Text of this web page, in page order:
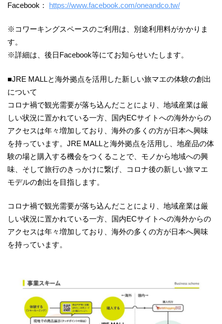
Facebook： https://www.facebook.com/oneandco.tw/
※コワーキングスペースのご利用は、別途利用料がかかりま
す。
※詳細は、後日Facebook等にてお知らせいたします。
■JRE MALLと海外拠点を活用した新しい旅マエの体験の創出
について
コロナ禍で観光需要が落ち込んだことにより、地域産業は厳
しい状況に置かれている一方、国内ECサイトへの海外からの
アクセスは年々増加しており、海外の多くの方が日本へ興味
を持っています。JRE MALLと海外拠点を活用し、地産品の体
験の場と購入する機会をつくることで、モノから地域への興
味、そして旅行のきっかけに繋げ、コロナ後の新しい旅マエ
モデルの創出を目指します。
コロナ禍で観光需要が落ち込んだことにより、地域産業は厳
しい状況に置かれている一方、国内ECサイトへの海外からの
アクセスは年々増加しており、海外の多くの方が日本へ興味
を持っています。